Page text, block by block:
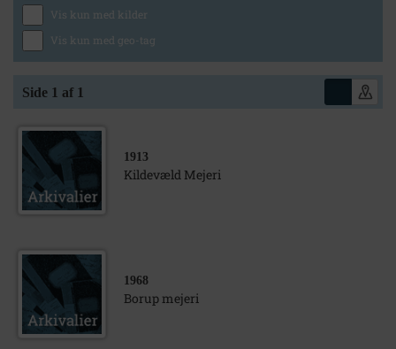
Vis kun med kilder
Vis kun med geo-tag
Side 1 af 1
1913
Kildevæld Mejeri
1968
Borup mejeri